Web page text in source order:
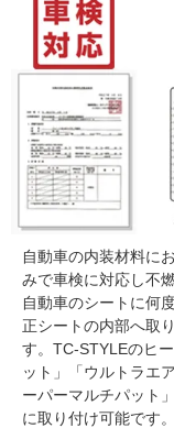
自動車の内装材料に
みで車検に対応し不
自動車のシートに何
正シートの内部へ取
す。TC-STYLEのヒ
ット」「ウルトラエ
ーパーマルチパット
に取り付け可能です。